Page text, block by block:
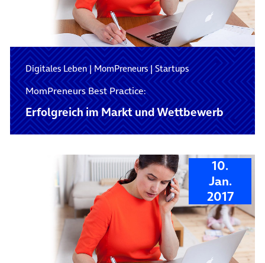
Digitales Leben|MomPreneurs|Startups
MomPreneurs Best Practice:
Erfolgreich im Markt und Wettbewerb
10.
Jan.
2017